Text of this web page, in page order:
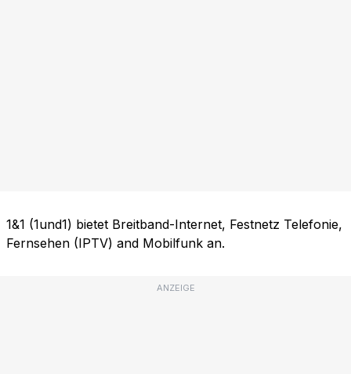
1&1 (1und1) bietet Breitband-Internet, Festnetz Telefonie,
Fernsehen (IPTV) and Mobilfunk an.
ANZEIGE